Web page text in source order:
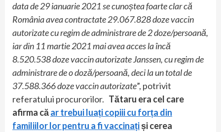
data de 29 ianuarie 2021 se cunoștea foarte clar că
România avea contractate 29.067.828 doze vaccin
autorizate cu regim de administrare de 2 doze/persoană,
iar din 11 martie 2021 mai avea acces la încă
8.520.538 doze vaccin autorizate Janssen, cu regim de
administrare de o doză/persoană, deci la un total de
37.588.366 doze vaccin autorizate”, potrivit
referatului procurorilor. Tătaru era cel care
afirma căar trebui luați copiii cu forța din
familiilor lor pentru a fi vaccinațiși cerea